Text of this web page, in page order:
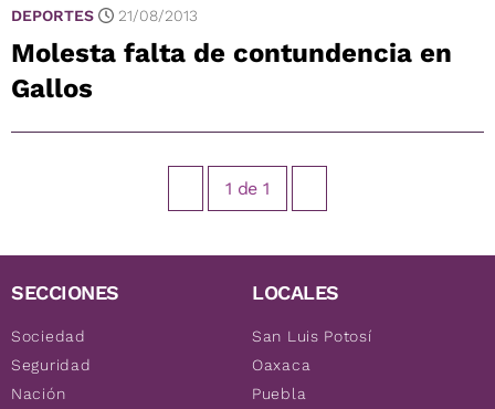
DEPORTES 21/08/2013
Molesta falta de contundencia en
Gallos
1 de 1
SECCIONES
Sociedad
Seguridad
Nación
LOCALES
San Luis Potosí
Oaxaca
Puebla